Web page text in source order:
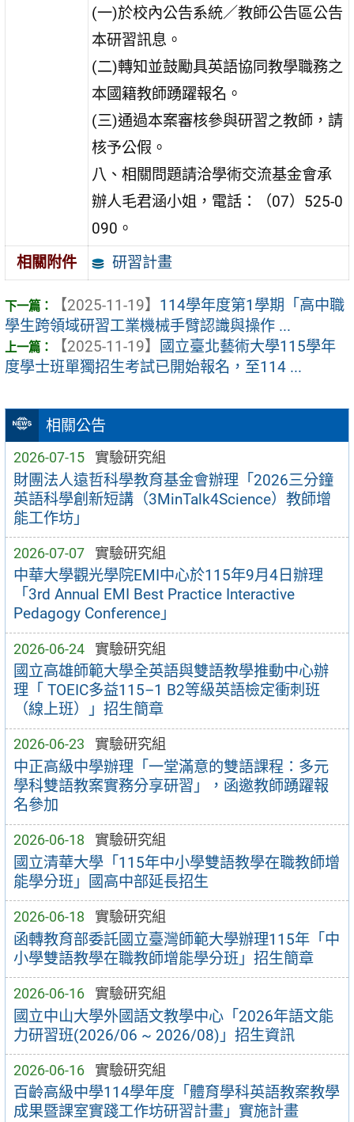
相關公告
2026-07-15 實驗研究組
財團法人遠哲科學教育基金會辦理「2026三分鐘
英語科學創新短講（3MinTalk4Science）教師增
能工作坊」
2026-07-07 實驗研究組
中華大學觀光學院EMI中心於115年9月4日辦理
「3rd Annual EMI Best Practice Interactive
Pedagogy Conference」
2026-06-24 實驗研究組
國立高雄師範大學全英語與雙語教學推動中心辦
理「 TOEIC多益115–1 B2等級英語檢定衝刺班
（線上班）」招生簡章
2026-06-23 實驗研究組
中正高級中學辦理「一堂滿意的雙語課程：多元
學科雙語教案實務分享研習」，函邀教師踴躍報
名參加
2026-06-18 實驗研究組
國立清華大學「115年中小學雙語教學在職教師增
能學分班」國高中部延長招生
2026-06-18 實驗研究組
函轉教育部委託國立臺灣師範大學辦理115年「中
小學雙語教學在職教師增能學分班」招生簡章
2026-06-16 實驗研究組
國立中山大學外國語文教學中心「2026年語文能
力研習班(2026/06 ~ 2026/08)」招生資訊
2026-06-16 實驗研究組
百齡高級中學114學年度「體育學科英語教案教學
成果暨課室實踐工作坊研習計畫」實施計畫
(一)於校內公告系統／教師公告區公告
本研習訊息。
(二)轉知並鼓勵具英語協同教學職務之
本國籍教師踴躍報名。
(三)通過本案審核參與研習之教師，請
核予公假。
八、相關問題請洽學術交流基金會承
辦人毛君涵小姐，電話：（07）525-0
090。
相關附件
研習計畫
【2025-11-19】 114學年度第1學期「高中職
學生跨領域研習工業機械手臂認識與操作 ...
【2025-11-19】
國立臺北藝術大學115學年
度學士班單獨招生考試已開始報名，至114 ...